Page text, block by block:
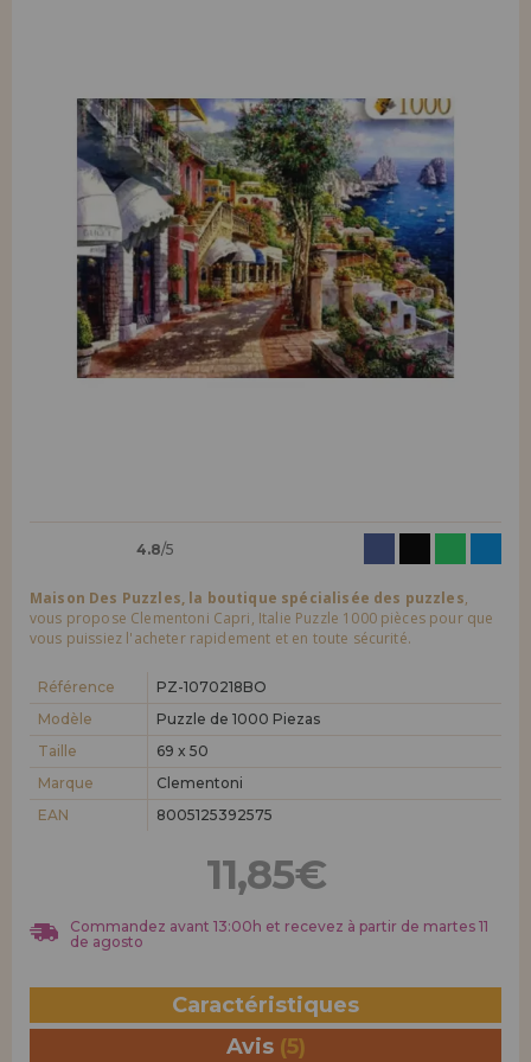
4.8/5
Maison Des Puzzles, la boutique spécialisée des puzzles,
vous propose Clementoni Capri, Italie Puzzle 1000 pièces pour que
vous puissiez l'acheter rapidement et en toute sécurité.
Référence
PZ-1070218BO
Modèle
Puzzle de 1000 Piezas
Taille
69 x 50
Marque
Clementoni
EAN
8005125392575
11,85€
Commandez avant 13:00h et recevez à partir de martes 11
de agosto
Caractéristiques
Avis (5)